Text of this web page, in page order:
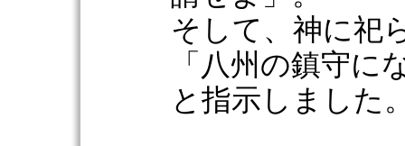
そして、神に祀
「八州の鎮守に
と指示しました